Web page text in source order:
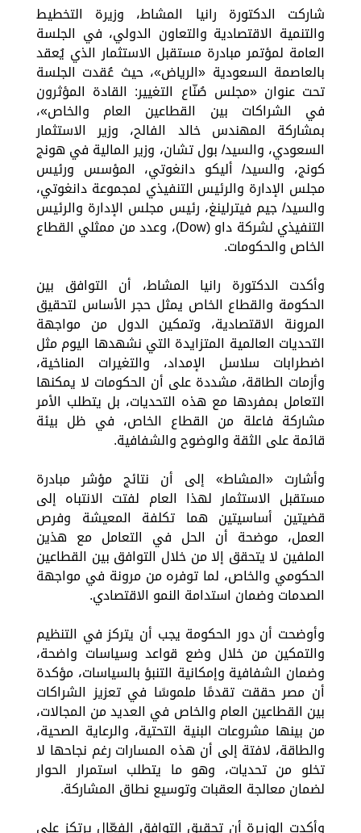
شاركت الدكتورة رانيا المشاط، وزيرة التخطيط
والتنمية الاقتصادية والتعاون الدولي، في الجلسة
العامة لمؤتمر مبادرة مستقبل الاستثمار الذي يُعقد
بالعاصمة السعودية «الرياض»، حيث عُقدت الجلسة
تحت عنوان «مجلس صُنّاع التغيير: القادة المؤثرون
في الشراكات بين القطاعين العام والخاص»،
بمشاركة المهندس خالد الفالح، وزير الاستثمار
السعودي، والسيد/ بول تشان، وزير المالية في هونج
كونج، والسيد/ أليكو دانغوتي، المؤسس ورئيس
مجلس الإدارة والرئيس التنفيذي لمجموعة دانغوتي،
والسيد/ جيم فيترلينغ، رئيس مجلس الإدارة والرئيس
التنفيذي لشركة داو (Dow)، وعدد من ممثلي القطاع
الخاص والحكومات.
وأكدت الدكتورة رانيا المشاط، أن التوافق بين
الحكومة والقطاع الخاص يمثل حجر الأساس لتحقيق
المرونة الاقتصادية، وتمكين الدول من مواجهة
التحديات العالمية المتزايدة التي نشهدها اليوم مثل
اضطرابات سلاسل الإمداد، والتغيرات المناخية،
وأزمات الطاقة، مشددة على أن الحكومات لا يمكنها
التعامل بمفردها مع هذه التحديات، بل يتطلب الأمر
مشاركة فاعلة من القطاع الخاص، في ظل بيئة
قائمة على الثقة والوضوح والشفافية.
وأشارت «المشاط» إلى أن نتائج مؤشر مبادرة
مستقبل الاستثمار لهذا العام لفتت الانتباه إلى
قضيتين أساسيتين هما تكلفة المعيشة وفرص
العمل، موضحة أن الحل في التعامل مع هذين
الملفين لا يتحقق إلا من خلال التوافق بين القطاعين
الحكومي والخاص، لما توفره من مرونة في مواجهة
الصدمات وضمان استدامة النمو الاقتصادي.
وأوضحت أن دور الحكومة يجب أن يتركز في التنظيم
والتمكين من خلال وضع قواعد وسياسات واضحة،
وضمان الشفافية وإمكانية التنبؤ بالسياسات، مؤكدة
أن مصر حققت تقدمًا ملموسًا في تعزيز الشراكات
بين القطاعين العام والخاص في العديد من المجالات،
من بينها مشروعات البنية التحتية، والرعاية الصحية،
والطاقة، لافتة إلى أن هذه المسارات رغم نجاحها لا
تخلو من تحديات، وهو ما يتطلب استمرار الحوار
لضمان معالجة العقبات وتوسيع نطاق المشاركة.
وأكدت الوزيرة أن تحقيق التوافق الفعّال يرتكز على